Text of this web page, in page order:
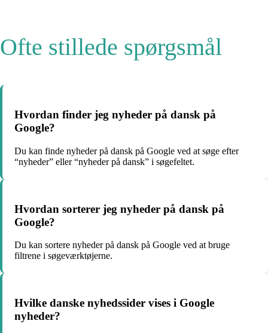
Ofte stillede spørgsmål
Hvordan finder jeg nyheder på dansk på
Google?
Du kan finde nyheder på dansk på Google ved at søge efter
“nyheder” eller “nyheder på dansk” i søgefeltet.
Hvordan sorterer jeg nyheder på dansk på
Google?
Du kan sortere nyheder på dansk på Google ved at bruge
filtrene i søgeværktøjerne.
Hvilke danske nyhedssider vises i Google
nyheder?